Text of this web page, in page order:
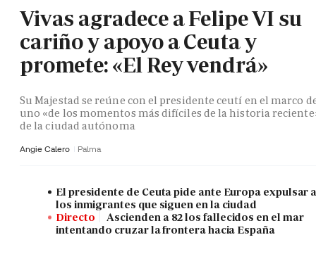
Vivas agradece a Felipe VI su
cariño y apoyo a Ceuta y
promete: «El Rey vendrá»
Su Majestad se reúne con el presidente ceutí en el marco
uno «de los momentos más difíciles de la historia
de la ciudad autónoma
Angie Calero Palma
El presidente de Ceuta pide ante Europa expulsar
los inmigrantes que siguen en la ciudad
Directo
Ascienden a 82 los fallecidos en el mar
intentando cruzar la frontera hacia España